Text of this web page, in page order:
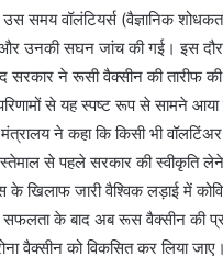
वॉलंटियर्स (वैज्ञानिक
उनकी सघन जांच की गई। इस
सरकार ने रूसी वैक्सीन की तारीफ
से यह स्पष्ट रूप से सामने
ने कहा कि किसी भी
से पहले सरकार की स्वीकृति
के खिलाफ जारी वैश्विक लड़ाई में
सफलता के बाद अब रूस वैक्सीन की
वैक्सीन को विकसित कर लिया